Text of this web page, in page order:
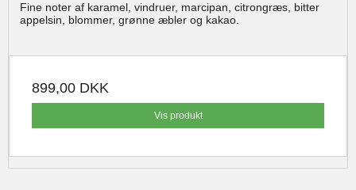
Fine noter af karamel, vindruer, marcipan, citrongræs, bitter
appelsin, blommer, grønne æbler og kakao.
899,00 DKK
Vis produkt